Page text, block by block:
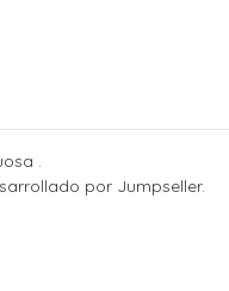
.
por Jumpseller.